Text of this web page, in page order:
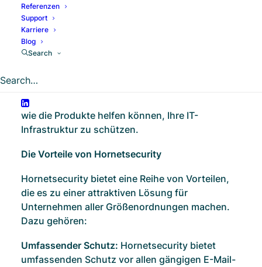
Referenzen
Support
Karriere
Blog
Search
Hornetsecurity ist ein führender Anbieter von
Cloud-basierten E-Mail-Sicherheitslösungen, die
Unternehmen dabei unterstützen, ihre digitale
Kommunikation vor Spam, Viren, Phishing,
schützen. In diesem Blogartikel erfahren Sie
mehr über die Vorteile von Hornetsecurity und
wie die Produkte helfen können, Ihre IT-
Infrastruktur zu schützen.
Die Vorteile von Hornetsecurity
Hornetsecurity bietet eine Reihe von Vorteilen,
die es zu einer attraktiven Lösung für
Unternehmen aller Größenordnungen machen.
Dazu gehören:
Umfassender Schutz: Hornetsecurity bietet
umfassenden Schutz vor allen gängigen E-Mail-